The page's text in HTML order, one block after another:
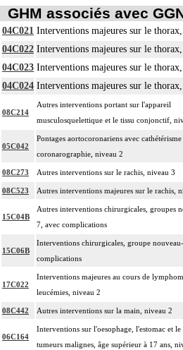
GHM associés avec
04C021 Interventions majeures sur le
04C022 Interventions majeures sur le
04C023 Interventions majeures sur le
04C024 Interventions majeures sur le
08C214
Autres interventions portant sur l'appareil
musculosquelettique et le tissu conjonctif,
05C042
Pontages aortocoronariens avec
coronarographie, niveau 2
08C273 Autres interventions sur le rachis, niveau 3
08C523 Autres interventions majeures sur le rachis,
15C04B
Autres interventions chirurgicales, groupes
7, avec complications
15C06B
Interventions chirurgicales, groupe
complications
17C022
Interventions majeures au cours de
leucémies, niveau 2
08C442 Autres interventions sur la main, niveau 2
06C164
Interventions sur l'oesophage, l'estomac et
tumeurs malignes, âge supérieur à 17 ans,